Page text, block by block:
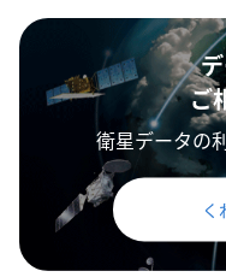
ご
衛星データの
く